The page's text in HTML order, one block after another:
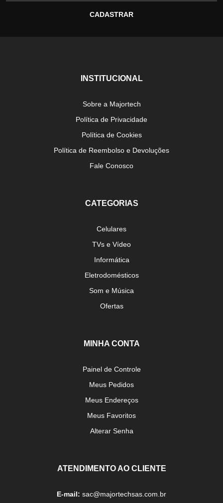
INSTITUCIONAL
Sobre a Majortech
Política de Privacidade
Política de Cookies
Política de Reembolso e Devoluções
Fale Conosco
CATEGORIAS
Celulares
TVs e Vídeo
Informática
Eletrodomésticos
Som e Música
Ofertas
MINHA CONTA
Painel de Controle
Meus Pedidos
Meus Endereços
Meus Favoritos
Alterar Senha
ATENDIMENTO AO CLIENTE
E-mail: sac@majortechsas.com.br